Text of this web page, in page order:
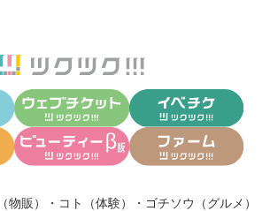
物販） ・ コト（体験） ・ ゴチソウ（グルメ）